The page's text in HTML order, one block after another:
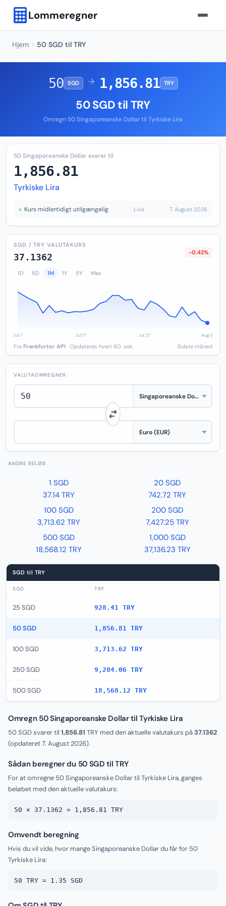
Lommeregner
Hjem 50 SGD til TRY
50 SGD → 1,856.81 TRY
50 SGD til TRY
Omregn 50 Singaporeanske Dollar til Tyrkiske Lira
50 Singaporeanske Dollar svarer til
1,856.81
Tyrkiske Lira
Kurs midlertidigt utilgængelig Live 7. August 2026
SGD / TRY VALUTAKURS
37.1362 -0.42%
1D 5D 1M 1Y 5Y Max
Fra Frankfurter API · Opdateres hvert 60. sek. Sidste måned
VALUTAOMREGNER
ANDRE BELØB
1 SGD
37.14 TRY
20 SGD
742.72 TRY
100 SGD
3,713.62 TRY
200 SGD
7,427.25 TRY
500 SGD
18,568.12 TRY
1,000 SGD
37,136.23 TRY
SGD til TRY
SGD TRY
25 SGD 928.41 TRY
50 SGD 1,856.81 TRY
100 SGD 3,713.62 TRY
250 SGD 9,284.06 TRY
500 SGD 18,568.12 TRY
Omregn 50 Singaporeanske Dollar til Tyrkiske Lira
50 SGD svarer til 1,856.81 TRY med den aktuelle valutakurs på37.1362
(opdateret7. August 2026).
Sådan beregner du 50 SGD til TRY
For at omregne 50 Singaporeanske Dollar til Tyrkiske Lira, ganges
beløbet med den aktuelle valutakurs:
50 × 37.1362 = 1,856.81 TRY
Omvendt beregning
Hvis du vil vide, hvor mange Singaporeanske Dollar du får for 50
Tyrkiske Lira:
50 TRY = 1.35 SGD